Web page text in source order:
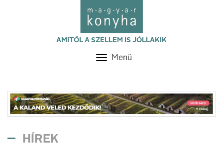
AMITŐL A SZELLEM IS JÓLLAKIK
Toggle
Menü
HÍREK